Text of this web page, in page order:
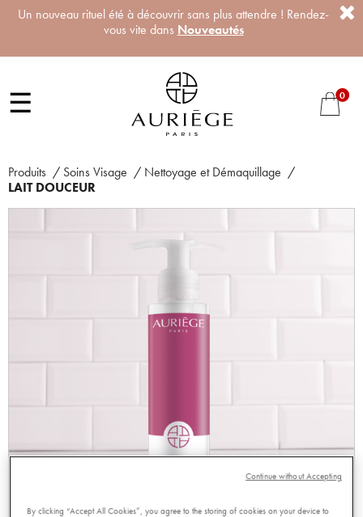
Un nouveau rituel été à découvrir sans plus attendre ! Rendez-
vous vite dans Nouveautés
☰ 0
Produits / Soins Visage / Nettoyage et Démaquillage /
LAIT DOUCEUR
By clicking “Accept All Cookies”, you agree to the storing of cookies on your device to
Continue without Accepting